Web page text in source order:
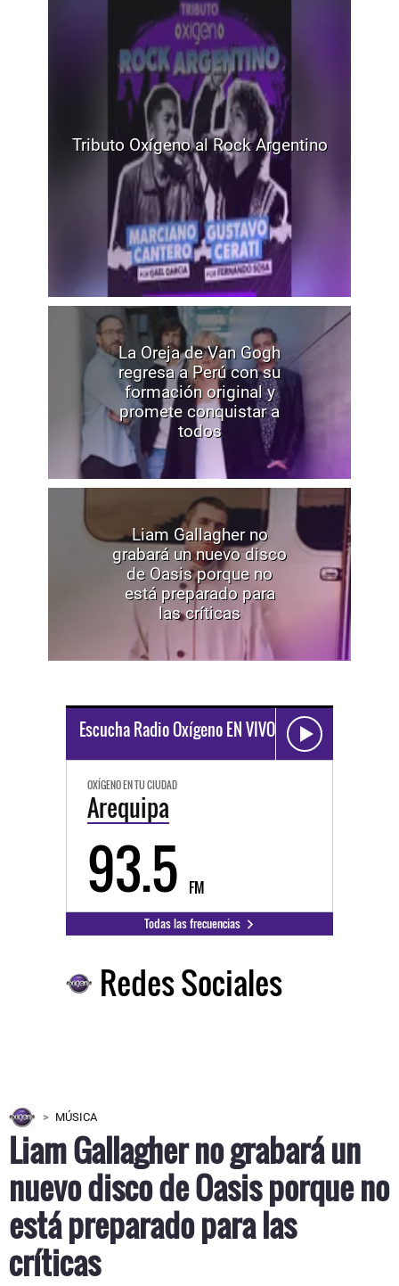
Tributo Oxígeno al Rock Argentino
La Oreja de Van Gogh
regresa a Perú con su
formación original y
promete conquistar a
todos
Liam Gallagher no
grabará un nuevo disco
de Oasis porque no
está preparado para
las críticas
Escucha Radio Oxígeno EN VIVO
OXÍGENO EN TU CIUDAD
Arequipa
93.5 FM
Todas las frecuencias
Redes Sociales
MÚSICA
Liam Gallagher no grabará un
nuevo disco de Oasis porque no
está preparado para las
críticas